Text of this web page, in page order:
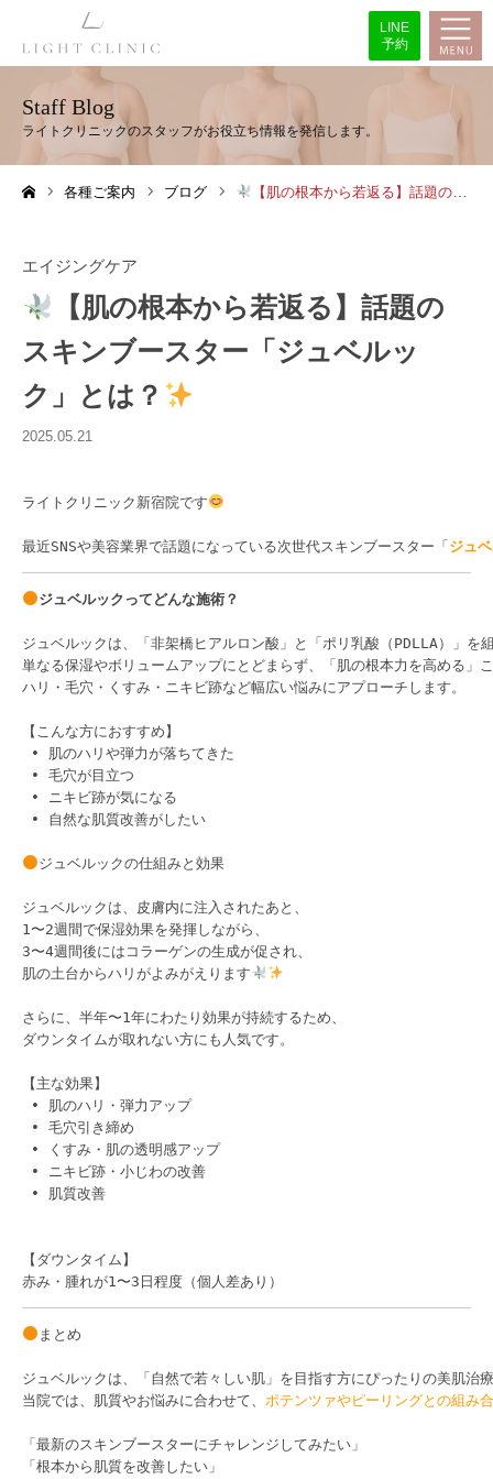
LINE
予約
Staff Blog
各種ご案内 ブログ 【肌の根本から若返る】話題のスキンブースター「ジュベルック」とは？
エイジングケア
【肌の根本から若返る】話題の
スキンブースター「ジュベルッ
ク」とは？
2025.05.21
ライトクリニック新宿院です
最近SNSや美容業界で話題になっている次世代スキンブースター「 ジュ
ジュベルックってどんな施術？
ジュベルックは、「非架橋ヒアルロン酸」と「ポリ乳酸（PDLLA）」を
単なる保湿やボリュームアップにとどまらず、「肌の根本力を高める」
ハリ・毛穴・くすみ・ニキビ跡など幅広い悩みにアプローチします。
【こんな方におすすめ】
• 肌のハリや弾力が落ちてきた
• 毛穴が目立つ
• ニキビ跡が気になる
• 自然な肌質改善がしたい
ジュベルックの仕組みと効果
ジュベルックは、皮膚内に注入されたあと、
1〜2週間で保湿効果を発揮しながら、
3〜4週間後にはコラーゲンの生成が促され、
肌の土台からハリがよみがえります
さらに、半年〜1年にわたり効果が持続するため、
ダウンタイムが取れない方にも人気です。
【主な効果】
• 肌のハリ・弾力アップ
• 毛穴引き締め
• くすみ・肌の透明感アップ
• ニキビ跡・小じわの改善
• 肌質改善
【ダウンタイム】
赤み・腫れが1〜3日程度（個人差あり）
まとめ
ジュベルックは、「自然で若々しい肌」を目指す方にぴったりの美肌治
当院では、肌質やお悩みに合わせて、 ポテンツァやピーリングとの組み
「最新のスキンブースターにチャレンジしてみたい」
「根本から肌質を改善したい」